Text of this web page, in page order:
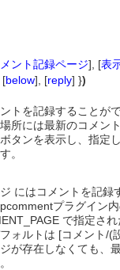
ント記録ページ], [表
[below], [reply] })
トを記録することが
所には最新のコメン
タンを表示し、指定
。
にはコメントを記録
プラグイン
で指定さ
ォルトは [コメント/(
が存在しなくても、